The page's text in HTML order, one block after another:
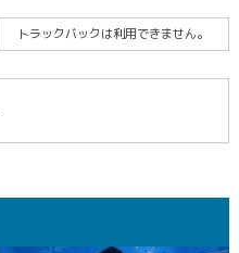
トラックバックは利用できません。